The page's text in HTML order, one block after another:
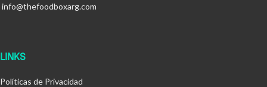
info@thefoodboxarg.com
LINKS
Políticas de Privacidad